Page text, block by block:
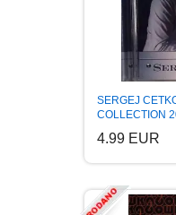
SERGEJ
COLLECTION
4.99 EUR